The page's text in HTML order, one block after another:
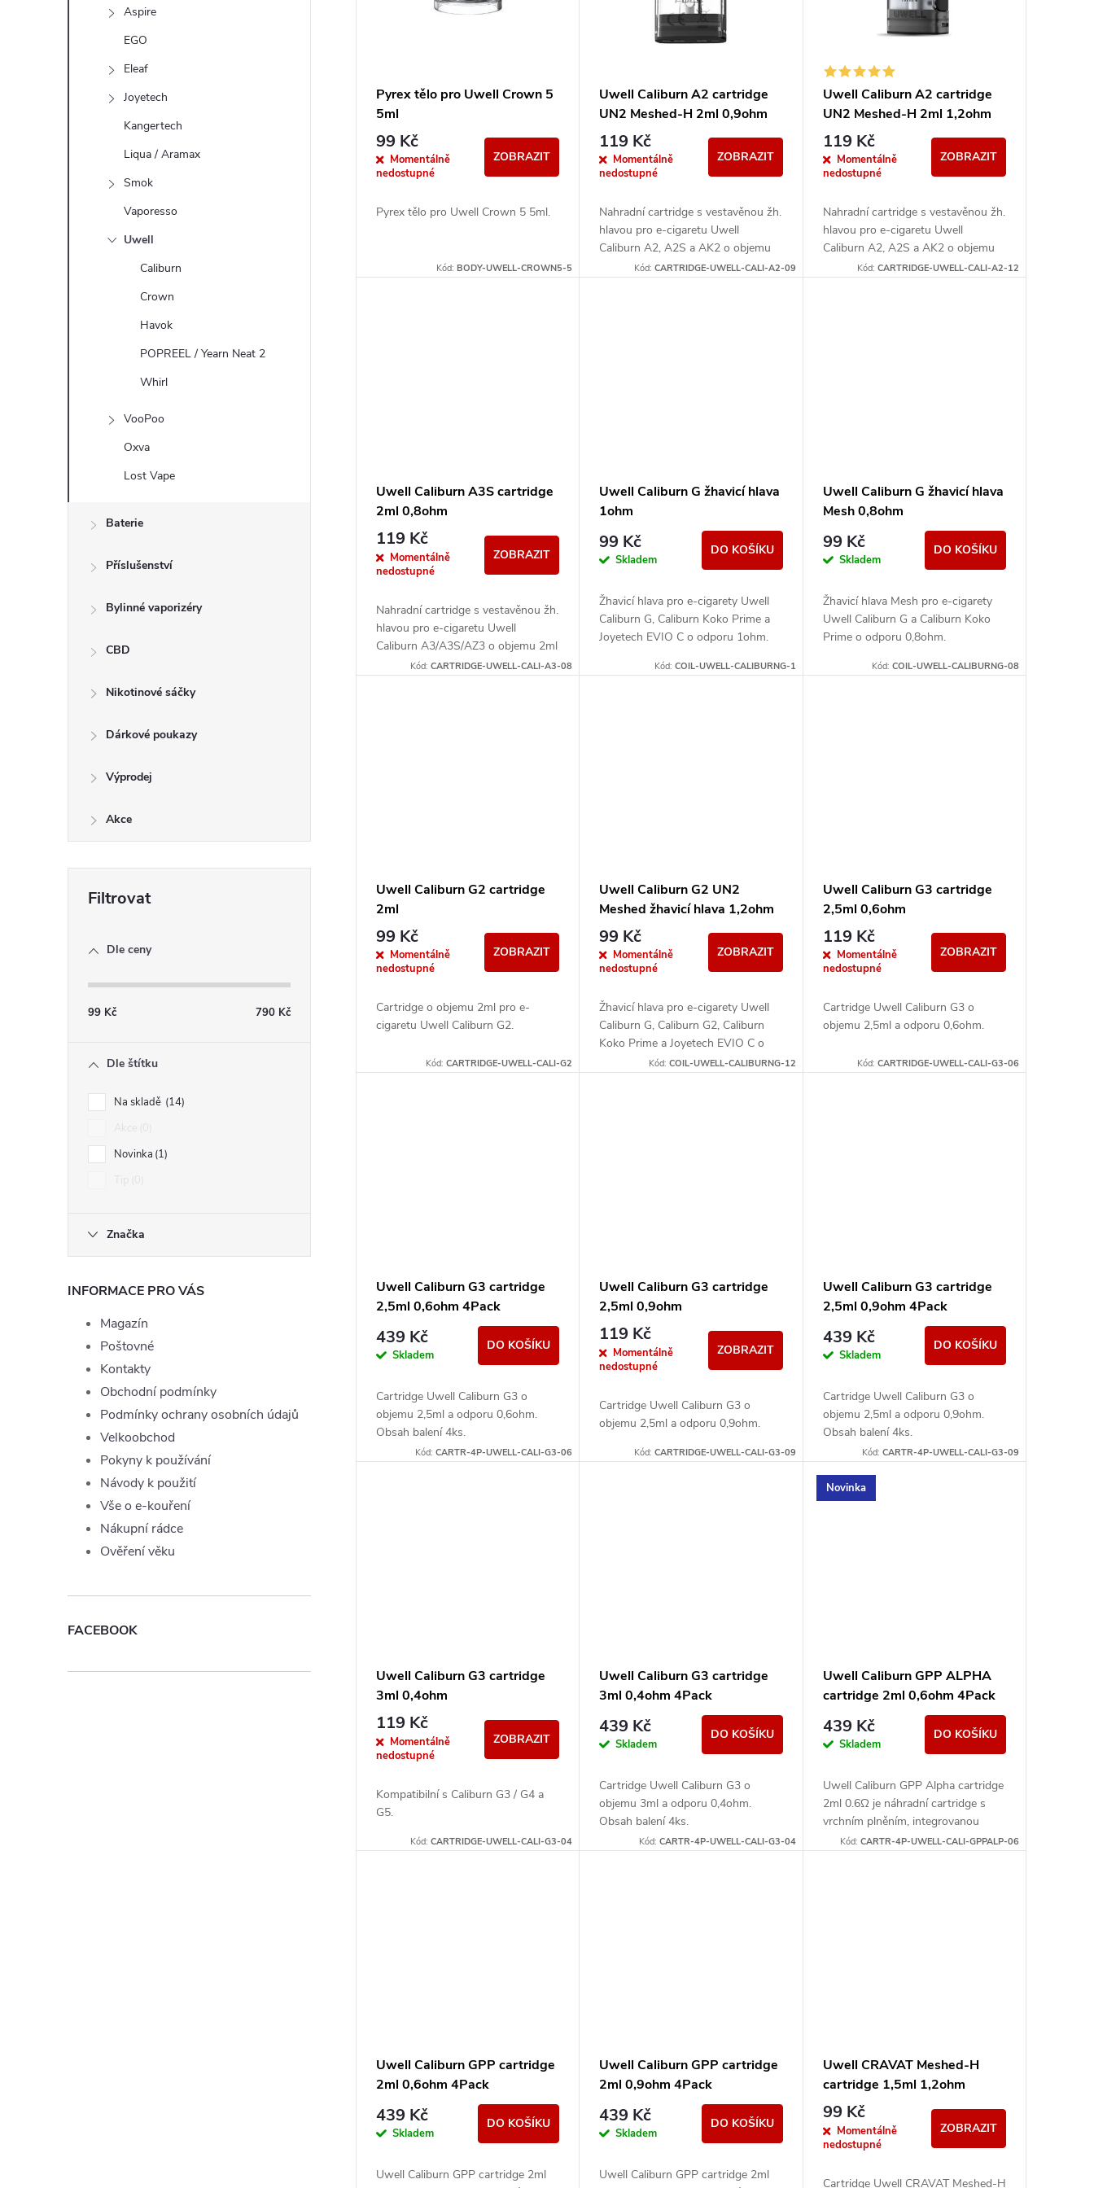
Aspire
EGO
Eleaf
Joyetech
Kangertech
Liqua / Aramax
Smok
Vaporesso
Uwell
Caliburn
Crown
Havok
POPREEL / Yearn Neat 2
Whirl
VooPoo
Oxva
Lost Vape
Baterie
Příslušenství
Bylinné vaporizéry
CBD
Nikotinové sáčky
Dárkové poukazy
Výprodej
Akce
Dle ceny
99 Kč 790 Kč
Dle štítku
Na skladě 14
Novinka 1
Značka
INFORMACE PRO VÁS
Magazín
Poštovné
Kontakty
Obchodní podmínky
Podmínky ochrany osobních údajů
Velkoobchod
Pokyny k používání
Návody k použití
Vše o e-kouření
Nákupní rádce
Ověření věku
FACEBOOK
t
u
Pyrex tělo pro Uwell Crown 5
5ml
99 Kč
Momentálně
nedostupné
ZOBRAZIT
Pyrex tělo pro Uwell Crown 5 5ml.
Kód:BODY-UWELL-CROWN5-5
Uwell Caliburn A2 cartridge
UN2 Meshed-H 2ml 0,9ohm
119 Kč
Momentálně
nedostupné
ZOBRAZIT
Nahradní cartridge s vestavěnou žh.
hlavou pro e-cigaretu Uwell
Caliburn A2, A2S a AK2 o objemu
2ml a odporu 0,9ohm.
Kód: CARTRIDGE-UWELL-CALI-A2-09
Uwell Caliburn A2 cartridge
UN2 Meshed-H 2ml 1,2ohm
119 Kč
Momentálně
nedostupné
ZOBRAZIT
Nahradní cartridge s vestavěnou žh.
hlavou pro e-cigaretu Uwell
Caliburn A2, A2S a AK2 o objemu
2ml a odporu 1,2ohm.
Kód: CARTRIDGE-UWELL-CALI-A2-12
Uwell Caliburn A3S cartridge
2ml 0,8ohm
119 Kč
Momentálně
nedostupné
ZOBRAZIT
Nahradní cartridge s vestavěnou žh.
hlavou pro e-cigaretu Uwell
Caliburn A3/A3S/AZ3 o objemu 2ml
a odporu 0,8ohm s bočním plněním.
Kód:CARTRIDGE-UWELL-CALI-A3-08
Uwell Caliburn G žhavicí hlava
1ohm
99 Kč
Skladem
DO KOŠÍKU
Žhavicí hlava pro e-cigarety Uwell
Caliburn G, Caliburn Koko Prime a
Joyetech EVIO C o odporu 1ohm.
Kód: COIL-UWELL-CALIBURNG-1
Uwell Caliburn G žhavicí hlava
Mesh 0,8ohm
99 Kč
Skladem
DO KOŠÍKU
Žhavicí hlava Mesh pro e-cigarety
Uwell Caliburn G a Caliburn Koko
Prime o odporu 0,8ohm.
Kód: COIL-UWELL-CALIBURNG-08
Uwell Caliburn G2 cartridge
2ml
99 Kč
Momentálně
nedostupné
ZOBRAZIT
Cartridge o objemu 2ml pro e-
cigaretu Uwell Caliburn G2.
Kód:CARTRIDGE-UWELL-CALI-G2
Uwell Caliburn G2 UN2
Meshed žhavicí hlava 1,2ohm
99 Kč
Momentálně
nedostupné
ZOBRAZIT
Žhavicí hlava pro e-cigarety Uwell
Caliburn G, Caliburn G2, Caliburn
Koko Prime a Joyetech EVIO C o
odporu 1,2ohm.
Kód: COIL-UWELL-CALIBURNG-12
Uwell Caliburn G3 cartridge
2,5ml 0,6ohm
119 Kč
Momentálně
nedostupné
ZOBRAZIT
Cartridge Uwell Caliburn G3 o
objemu 2,5ml a odporu 0,6ohm.
Kód: CARTRIDGE-UWELL-CALI-G3-06
Uwell Caliburn G3 cartridge
2,5ml 0,6ohm 4Pack
439 Kč
Skladem
DO KOŠÍKU
Cartridge Uwell Caliburn G3 o
objemu 2,5ml a odporu 0,6ohm.
Obsah balení 4ks.
Kód:CARTR-4P-UWELL-CALI-G3-06
Uwell Caliburn G3 cartridge
2,5ml 0,9ohm
119 Kč
Momentálně
nedostupné
ZOBRAZIT
Cartridge Uwell Caliburn G3 o
objemu 2,5ml a odporu 0,9ohm.
Kód: CARTRIDGE-UWELL-CALI-G3-09
Uwell Caliburn G3 cartridge
2,5ml 0,9ohm 4Pack
439 Kč
Skladem
DO KOŠÍKU
Cartridge Uwell Caliburn G3 o
objemu 2,5ml a odporu 0,9ohm.
Obsah balení 4ks.
Kód: CARTR-4P-UWELL-CALI-G3-09
Uwell Caliburn G3 cartridge
3ml 0,4ohm
119 Kč
Momentálně
nedostupné
ZOBRAZIT
Kompatibilní s Caliburn G3 / G4 a
G5.
Kód:CARTRIDGE-UWELL-CALI-G3-04
Uwell Caliburn G3 cartridge
3ml 0,4ohm 4Pack
439 Kč
Skladem
DO KOŠÍKU
Cartridge Uwell Caliburn G3 o
objemu 3ml a odporu 0,4ohm.
Obsah balení 4ks.
Kód: CARTR-4P-UWELL-CALI-G3-04
Novinka
Uwell Caliburn GPP ALPHA
cartridge 2ml 0,6ohm 4Pack
439 Kč
Skladem
DO KOŠÍKU
Uwell Caliburn GPP Alpha cartridge
2ml 0.6Ω je náhradní cartridge s
vrchním plněním, integrovanou
žhavící hlavou a technologií
Kód: CARTR-4P-UWELL-CALI-GPPALP-06
Uwell Caliburn GPP cartridge
2ml 0,6ohm 4Pack
439 Kč
Skladem
DO KOŠÍKU
Uwell Caliburn GPP cartridge 2ml
Uwell Caliburn GPP cartridge
2ml 0,9ohm 4Pack
439 Kč
Skladem
DO KOŠÍKU
Uwell Caliburn GPP cartridge 2ml
Uwell CRAVAT Meshed-H
cartridge 1,5ml 1,2ohm
99 Kč
Momentálně
nedostupné
ZOBRAZIT
Cartridge Uwell CRAVAT Meshed-H